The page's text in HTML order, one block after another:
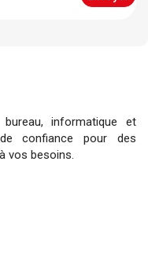
informatique et
confiance pour des
vos besoins.